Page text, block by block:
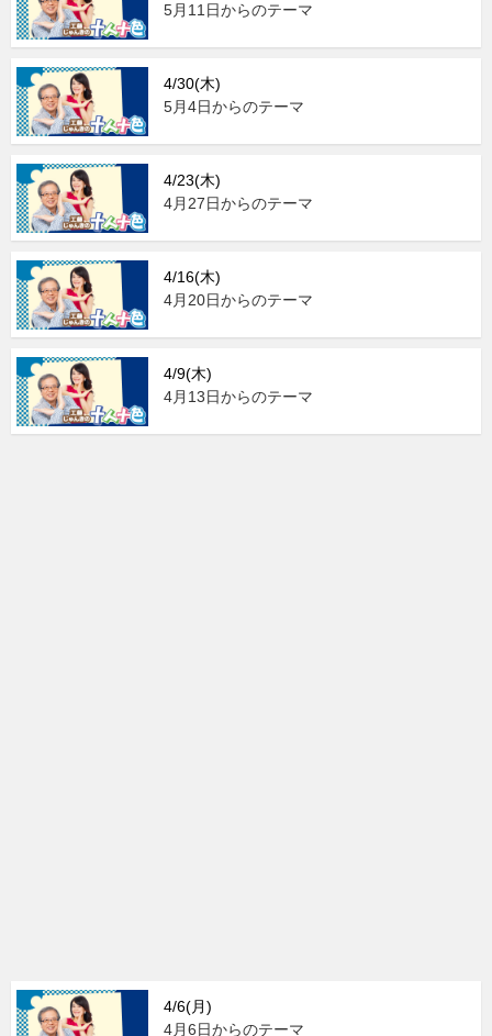
5月11日からのテーマ
4/30(木)
5月4日からのテーマ
4/23(木)
4月27日からのテーマ
4/16(木)
4月20日からのテーマ
4/9(木)
4月13日からのテーマ
4/6(月)
4月6日からのテーマ